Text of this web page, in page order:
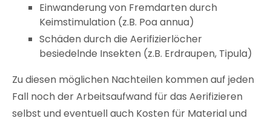
Einwanderung von Fremdarten durch
Keimstimulation (z.B. Poa annua)
Schäden durch die Aerifizierlöcher
besiedelnde Insekten (z.B. Erdraupen, Tipula)
Zu diesen möglichen Nachteilen kommen auf jeden
Fall noch der Arbeitsaufwand für das Aerifizieren
selbst und eventuell auch Kosten für Material und